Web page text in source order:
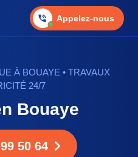
Appelez-nous
À BOUAYE • TRAVAUX
24/7
Bouaye
50 64